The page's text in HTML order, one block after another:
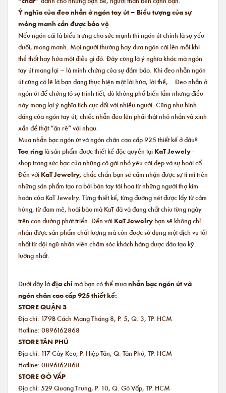
Ý nghĩa của đeo nhẫn ở ngón tay út – Biểu tượng của sự
mỏng manh cần được bảo vệ
Nếu ngón cái là biểu trưng cho sức mạnh thì ngón út chính là sự yếu
đuối, mong manh. Mọi người thường hay đưa ngón cái lên mỗi khi
thề thốt hay hứa một điều gì đó. Đây cũng là ý nghĩa khác mà ngón
tay út mang lại – là minh chứng của sự đảm bảo. Khi đeo nhẫn ngón
út cũng có lẽ là bạn đang thực hiện một lời hứa, lời thề,… Đeo nhẫn ở
ngón út để chứng tỏ sự trinh tiết, dù không phổ biến lắm nhưng điều
này mang lại ý nghĩa tích cực đối với nhiều người. Cũng như hình
dáng của ngón tay út, chiếc nhẫn đeo lên phải thật nhỏ nhắn và xinh
xắn để thật “ăn rê” với nhau.
Mua nhẫn bạc ngón út và ngón chân cao cấp 925 thiết kế ở đâu?
Toe ringlà sản phẩm được thiết kế độc quyền tại KaT Jewely-
shop trang sức bạc của những cô gái nhỏ yêu cái đẹp và sự hoài cổ.
Đến với KaT Jewelry, chắc chắn bạn sẽ cảm nhận được sự tỉ mỉ trên
những sản phẩm tạo ra bởi bàn tay tài hoa từ những người thợ kim
hoàn của KaT Jewelry. Từng thiết kế, từng đường nét được lấy từ cảm
hứng, từ đam mê, hoài bão mà KaT đã và đang chắt chiu từng ngày
trên con đường phát triển. Đến với KaT Jewelrybạn sẽ không chỉ
nhận được sản phẩm chất lượng mà còn được sử dụng một dịch vụ tốt
nhất từ đội ngũ nhân viên chăm sóc khách hàng được đào tạo kỹ
lưỡng nhất.
Dưới đây làđịa chỉmà bạn có thể muanhẫn bạc ngón út và
ngón chân cao cấp 925 thiết kế:
STORE QUẬN 3
Địa chỉ: 179B Cách Mạng Tháng 8, P. 5, Q. 3, TP. HCM
Hotline: 0896162868
STORE TÂN PHÚ
Địa chỉ: 117 Cây Keo, P. Hiệp Tân, Q. Tân Phú, TP. HCM
Hotline: 0896162868
STORE GÒ VẤP
Địa chỉ: 529 Quang Trung, P. 10, Q. Gò Vấp, TP. HCM